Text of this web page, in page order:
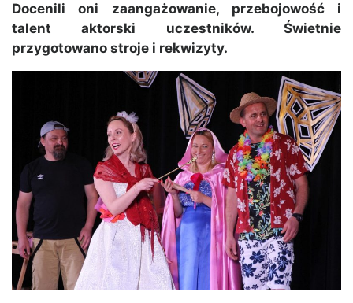
Docenili oni zaangażowanie, przebojowość i
talent aktorski uczestników. Świetnie
przygotowano stroje i rekwizyty.